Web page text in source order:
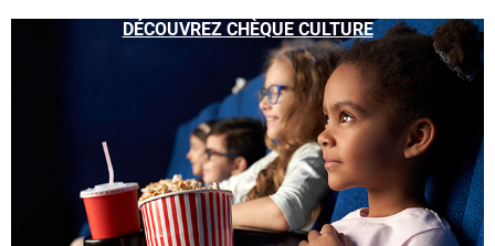
DÉCOUVREZ CHÈQUE CULTURE